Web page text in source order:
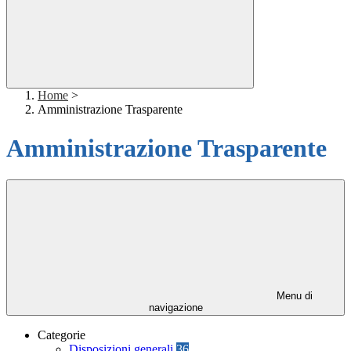
Home >
Amministrazione Trasparente
Amministrazione Trasparente
Menu di
navigazione
Categorie